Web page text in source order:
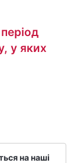
у яких
на наші